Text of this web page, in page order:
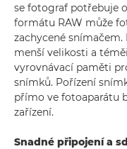
se fotograf potřebuje
formátu RAW může
zachycené
menší velikosti a
vyrovnávací paměti
snímků. Pořízení
přímo ve fotoaparátu
zařízení.
Snadné připojení a